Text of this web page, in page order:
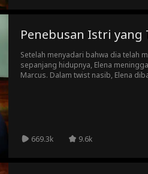
Penebusan Istri yang
Setelah menyadari bahwa dia telah
sepanjang hidupnya, Elena
Marcus. Dalam twist nasib, Elena
669.3k 9.6k